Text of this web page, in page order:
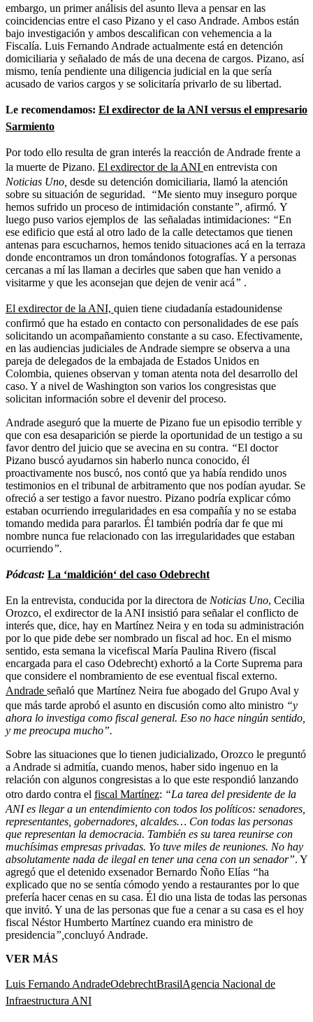
embargo, un primer análisis del asunto lleva a pensar en las
coincidencias entre el caso Pizano y el caso Andrade. Ambos están
bajo investigación y ambos descalifican con vehemencia a la
Fiscalía. Luis Fernando Andrade actualmente está en detención
domiciliaria y señalado de más de una decena de cargos. Pizano, así
mismo, tenía pendiente una diligencia judicial en la que sería
acusado de varios cargos y se solicitaría privarlo de su libertad.
Le recomendamos: El exdirector de la ANI versus el empresario
Sarmiento
Por todo ello resulta de gran interés la reacción de Andrade frente a
la muerte de Pizano. El exdirector de la ANI en entrevista con
Noticias Uno, desde su detención domiciliaria, llamó la atención
sobre su situación de seguridad.
“Me siento muy inseguro porque
hemos sufrido un proceso de intimidación constante”, afirmó. Y
luego puso varios ejemplos de las señaladas intimidaciones: “En
ese edificio que está al otro lado de la calle detectamos que tienen
antenas para escucharnos, hemos tenido situaciones acá en la terraza
donde encontramos un dron tomándonos fotografías. Y a personas
cercanas a mí las llaman a decirles que saben que han venido a
visitarme y que les aconsejan que dejen de venir acá” .
El exdirector de la ANI, quien tiene ciudadanía estadounidense
confirmó que ha estado en contacto con personalidades de ese país
solicitando un acompañamiento constante a su caso. Efectivamente,
en las audiencias judiciales de Andrade siempre se observa a una
pareja de delegados de la embajada de Estados Unidos en
Colombia, quienes observan y toman atenta nota del desarrollo del
caso. Y a nivel de Washington son varios los congresistas que
solicitan información sobre el devenir del proceso.
Andrade aseguró que la muerte de Pizano fue un episodio terrible y
que con esa desaparición se pierde la oportunidad de un testigo a su
favor dentro del juicio que se avecina en su contra. “El doctor
Pizano buscó ayudarnos sin haberlo nunca conocido, él
proactivamente nos buscó, nos contó que ya había rendido unos
testimonios en el tribunal de arbitramento que nos podían ayudar. Se
ofreció a ser testigo a favor nuestro. Pizano podría explicar cómo
estaban ocurriendo irregularidades en esa compañía y no se estaba
tomando medida para pararlos. Él también podría dar fe que mi
nombre nunca fue relacionado con las irregularidades que estaban
ocurriendo”.
Pódcast: La ‘maldición‘ del caso Odebrecht
En la entrevista, conducida por la directora de Noticias Uno, Cecilia
Orozco, el exdirector de la ANI insistió para señalar el conflicto de
interés que, dice, hay en Martínez Neira y en toda su administración
por lo que pide debe ser nombrado un fiscal ad hoc. En el mismo
sentido, esta semana la vicefiscal María Paulina Rivero (fiscal
encargada para el caso Odebrecht) exhortó a la Corte Suprema para
que considere el nombramiento de ese eventual fiscal externo.
Andrade señaló que Martínez Neira fue abogado del Grupo Aval y
que más tarde aprobó el asunto en discusión como alto ministro “y
ahora lo investiga como fiscal general. Eso no hace ningún sentido,
y me preocupa mucho”.
Sobre las situaciones que lo tienen judicializado, Orozco le preguntó
a Andrade si admitía, cuando menos, haber sido ingenuo en la
relación con algunos congresistas a lo que este respondió lanzando
otro dardo contra el fiscal Martínez: “La tarea del presidente de la
ANI es llegar a un entendimiento con todos los políticos: senadores,
representantes, gobernadores, alcaldes… Con todas las personas
que representan la democracia. También es su tarea reunirse con
muchísimas empresas privadas. Yo tuve miles de reuniones. No hay
absolutamente nada de ilegal en tener una cena con un senador”. Y
agregó que el detenido exsenador Bernardo Ñoño Elías “ha
explicado que no se sentía cómodo yendo a restaurantes por lo que
prefería hacer cenas en su casa. Él dio una lista de todas las personas
que invitó. Y una de las personas que fue a cenar a su casa es el hoy
fiscal Néstor Humberto Martínez cuando era ministro de
presidencia”, concluyó Andrade.
VER MÁS
Luis Fernando AndradeOdebrechtBrasilAgencia Nacional de
Infraestructura ANI